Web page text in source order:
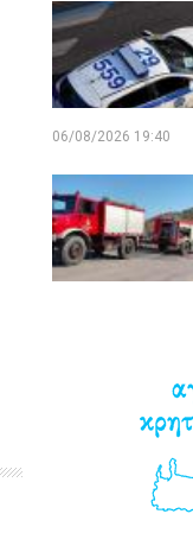
06/08/2026 19:40